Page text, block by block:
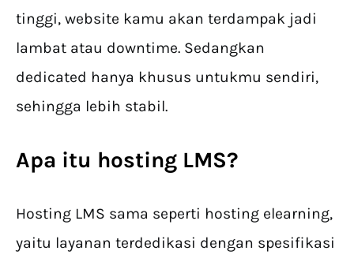
tinggi, website kamu akan terdampak jadi
lambat atau downtime. Sedangkan
dedicated hanya khusus untukmu sendiri,
sehingga lebih stabil.
Apa itu hosting LMS?
Hosting LMS sama seperti hosting elearning,
yaitu layanan terdedikasi dengan spesifikasi